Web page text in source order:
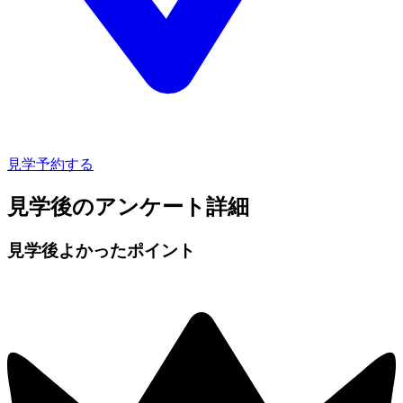
見学予約する
見学後のアンケート詳細
見学後よかったポイント